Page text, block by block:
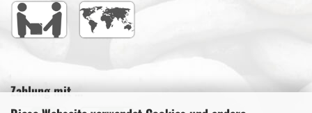
Zahlung mit ...